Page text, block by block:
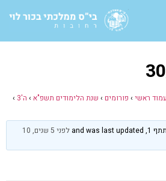
ראשי › פורומים › שנת הלימודים תשפ"א › ה'3
›
לפני 5 שנים, 10